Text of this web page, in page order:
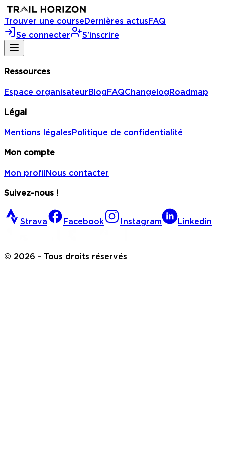
Trouver une courseDernières actusFAQ
Se connecter
S'inscrire
Ressources
Espace organisateurBlogFAQChangelogRoadmap
Légal
Mentions légalesPolitique de confidentialité
Mon compte
Mon profilNous contacter
Suivez-nous !
Strava Facebook Instagram Linkedin
© 2026 - Tous droits réservés